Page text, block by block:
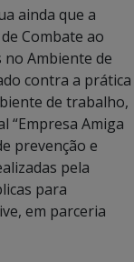
ainda que a
Combate ao
Ambiente de
contra a prática
de trabalho,
“Empresa Amiga
prevenção e
pela
para
em parceria